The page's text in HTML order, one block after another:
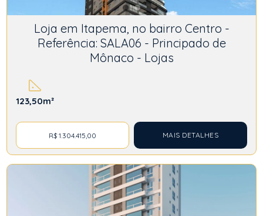
Loja em Itapema, no bairro Centro -
Referência: SALA06 - Principado de
Mônaco - Lojas
123,50m²
R$ 1.304.415,00 MAIS DETALHES